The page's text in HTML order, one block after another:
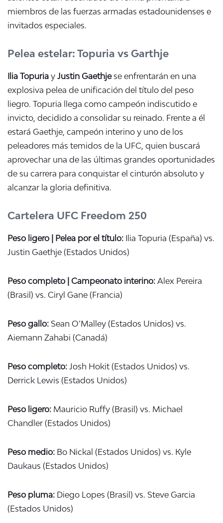
miembros de las fuerzas armadas estadounidenses e
invitados especiales.
Pelea estelar: Topuria vs Garthje
Ilia Topuria y Justin Gaethjese enfrentarán en una
explosiva pelea de unificación del título del peso
liegro. Topuria llega como campeón indiscutido e
invicto, decidido a consolidar su reinado. Frente a él
estará Gaethje, campeón interino y uno de los
peleadores más temidos de la UFC, quien buscará
aprovechar una de las últimas grandes oportunidades
de su carrera para conquistar el cinturón absoluto y
alcanzar la gloria definitiva.
Cartelera UFC Freedom 250
Peso ligero | Pelea por el título: Ilia Topuria (España) vs.
Justin Gaethje (Estados Unidos)
Peso completo | Campeonato interino: Alex Pereira
(Brasil) vs. Ciryl Gane (Francia)
Peso gallo: Sean O’Malley (Estados Unidos) vs.
Aiemann Zahabi (Canadá)
Peso completo: Josh Hokit (Estados Unidos) vs.
Derrick Lewis (Estados Unidos)
Peso ligero: Mauricio Ruffy (Brasil) vs. Michael
Chandler (Estados Unidos)
Peso medio: Bo Nickal (Estados Unidos) vs. Kyle
Daukaus (Estados Unidos)
Peso pluma: Diego Lopes (Brasil) vs. Steve Garcia
(Estados Unidos)